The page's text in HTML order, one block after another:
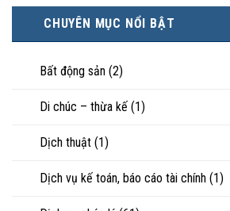
nào?
trực
tiếp
nuôi
hạnh
phúc:
Góc
tài
sản
chấp
CHUYÊN MỤC NỔI BẬT
Bất động sản (2)
Di chúc – thừa kế (1)
Dịch thuật (1)
Dịch vụ kế toán, báo cáo tài chính (1)